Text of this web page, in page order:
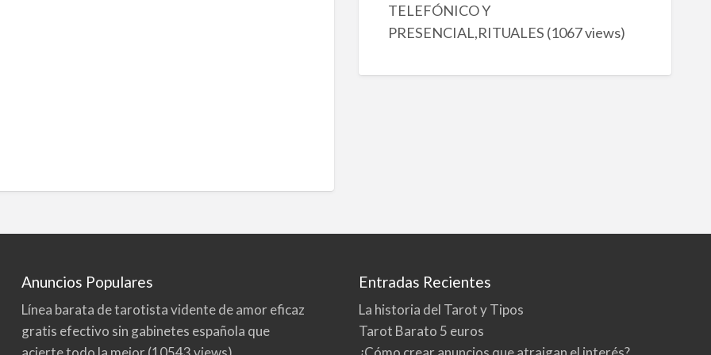
TELEFÓNICO Y
PRESENCIAL,RITUALES (1067 views)
Anuncios Populares
Línea barata de tarotista vidente de amor eficaz
gratis efectivo sin gabinetes española que
Entradas Recientes
La historia del Tarot y Tipos
Tarot Barato 5 euros